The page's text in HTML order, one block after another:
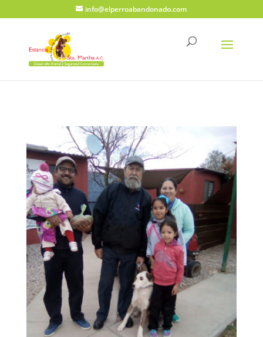
info@elperroabandonado.com